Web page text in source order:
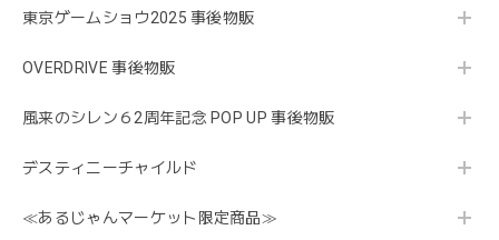
東京ゲームショウ2025 事後物販
OVERDRIVE 事後物販
風来のシレン６2周年記念 POP UP 事後物販
デスティニーチャイルド
≪あるじゃんマーケット限定商品≫